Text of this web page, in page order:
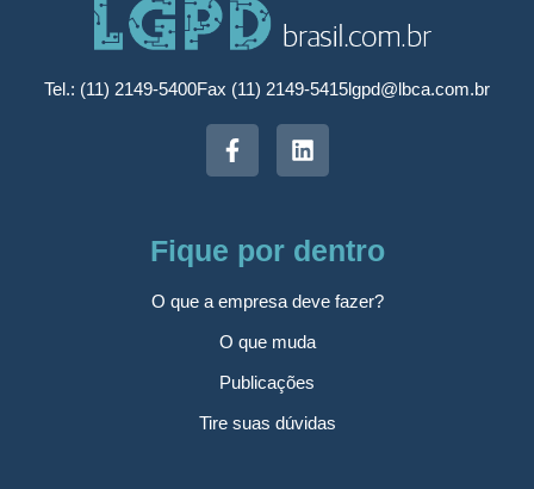
Tel.: (11) 2149-5400Fax (11) 2149-5415lgpd@lbca.com.br
Fique por dentro
O que a empresa deve fazer?
O que muda
Publicações
Tire suas dúvidas